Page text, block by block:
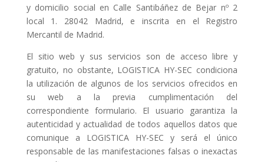
y domicilio social en Calle Santibáñez de Bejar nº 2
local 1. 28042 Madrid, e inscrita en el Registro
Mercantil de Madrid.
El sitio web y sus servicios son de acceso libre y
gratuito, no obstante, LOGISTICA HY-SEC condiciona
la utilización de algunos de los servicios ofrecidos en
su web a la previa cumplimentación del
correspondiente formulario. El usuario garantiza la
autenticidad y actualidad de todos aquellos datos que
comunique a LOGISTICA HY-SEC y será el único
responsable de las manifestaciones falsas o inexactas